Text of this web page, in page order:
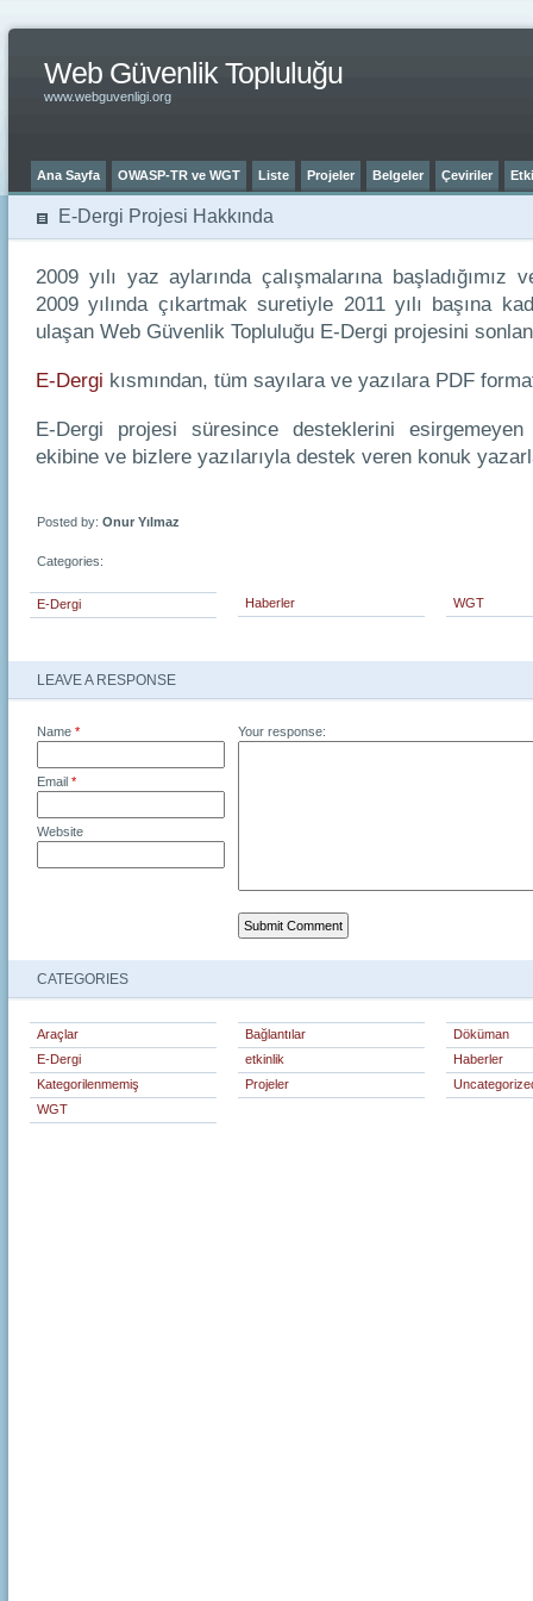
Web Güvenlik Topluluğu
www.webguvenligi.org
Ana Sayfa OWASP-TR ve WGT Liste Projeler Belgeler Çeviriler
E-Dergi Projesi Hakkında
2009 yılı yaz aylarında çalışmalarına başladığımız
2009 yılında çıkartmak suretiyle 2011 yılı başına
ulaşan Web Güvenlik Topluluğu E-Dergi projesini
E-Dergi kısmından, tüm sayılara ve yazılara PDF
E-Dergi projesi süresince desteklerini
ekibine ve bizlere yazılarıyla destek veren konuk
Posted by: Onur Yılmaz
Categories:
E-Dergi Haberler WGT
LEAVE A RESPONSE
Name *
Email *
Website
Your response:
CATEGORIES
Araçlar Bağlantılar
Döküman
E-Dergi
etkinlik
Haberler
Kategorilenmemiş
Projeler
WGT